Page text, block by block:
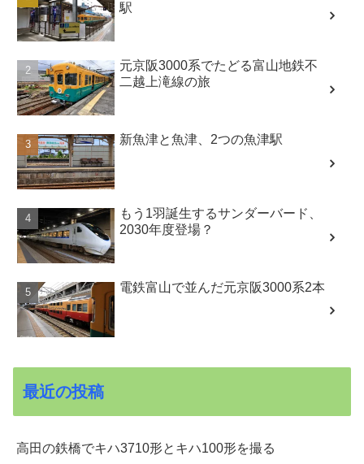
駅
元京阪3000系でたどる富山地鉄不
二越上滝線の旅
新魚津と魚津、2つの魚津駅
もう1羽誕生するサンダーバード、
2030年度登場？
電鉄富山で並んだ元京阪3000系2本
最近の投稿
高田の鉄橋でキハ3710形とキハ100形を撮る